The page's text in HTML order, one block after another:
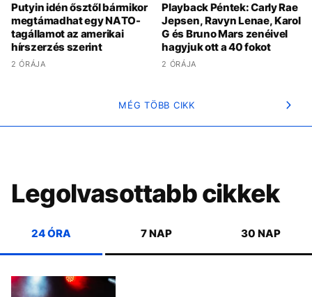
Putyin idén ősztől bármikor
megtámadhat egy NATO-
tagállamot az amerikai
hírszerzés szerint
2 ÓRÁJA
Playback Péntek: Carly Rae
Jepsen, Ravyn Lenae, Karol
G és Bruno Mars zenéivel
hagyjuk ott a 40 fokot
2 ÓRÁJA
MÉG TÖBB CIKK
Legolvasottabb cikkek
24 ÓRA 7 NAP 30 NAP